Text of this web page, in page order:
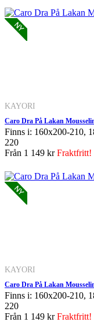
KAYORI
Caro Dra På Lakan
Finns i: 160x200-210,
220
Från 1 149 krFraktfritt!
KAYORI
Caro Dra På Lakan
Finns i: 160x200-210,
220
Från 1 149 krFraktfritt!